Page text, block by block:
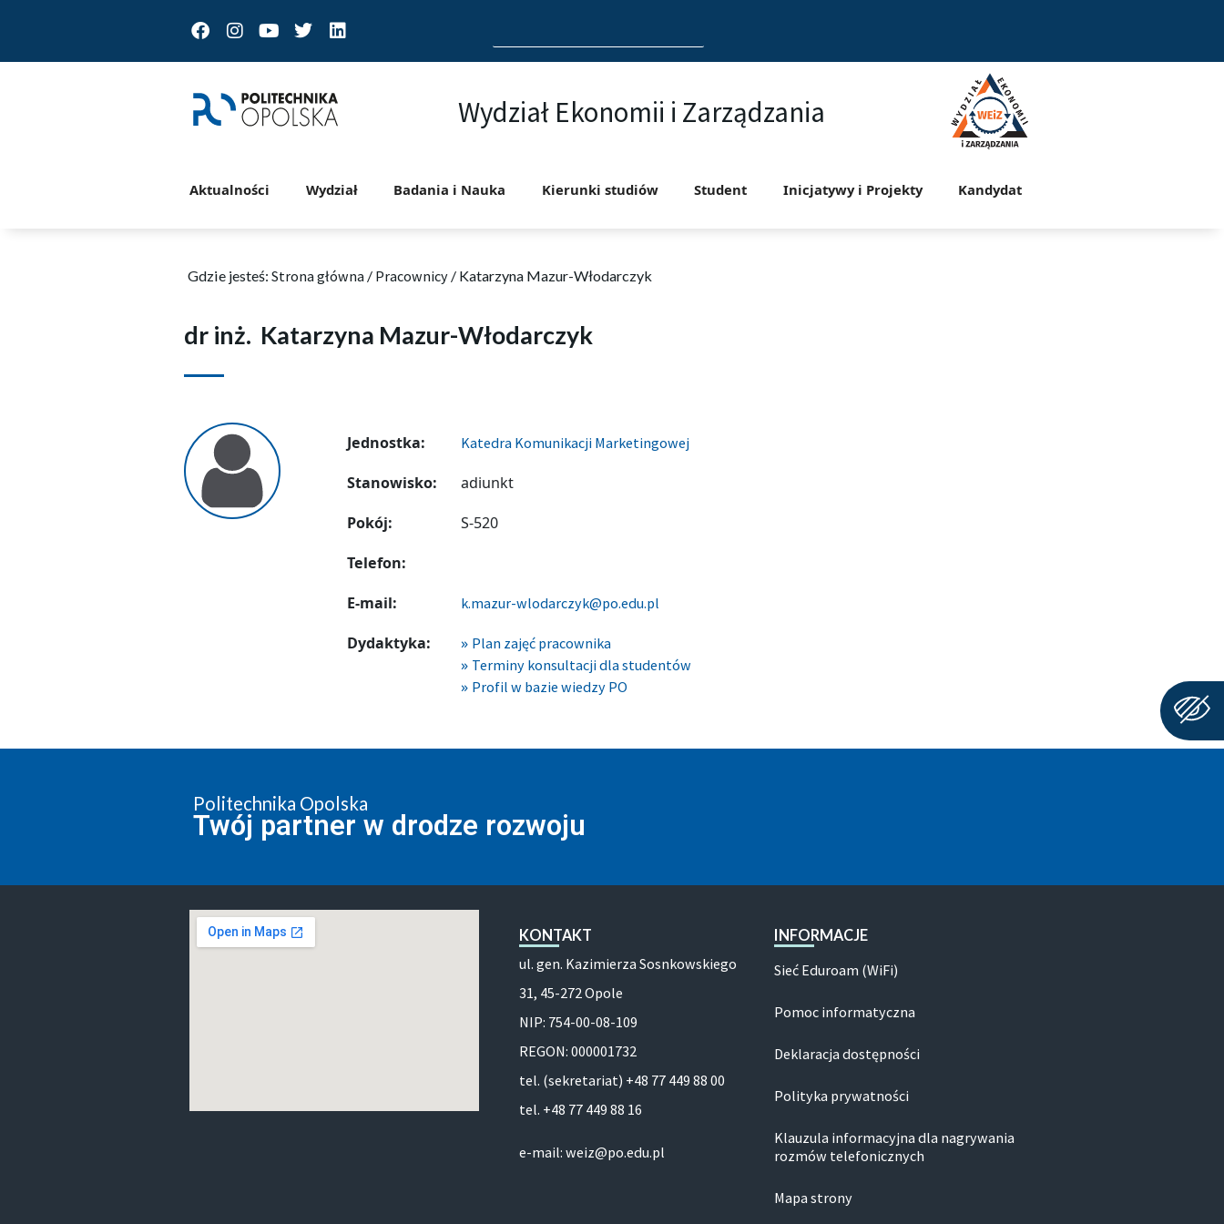
FacebookInstagram
Youtube
TwitterLinkedin
for:
Wydział Ekonomii i Zarządzania
Aktualności Wydział Badania i Nauka Kierunki studiów Student Inicjatywy i Projekty Kandydat
Gdzie jesteś: Strona główna / Pracownicy/ Katarzyna Mazur-Włodarczyk
dr inż. Katarzyna Mazur-Włodarczyk
Jednostka: Katedra Komunikacji Marketingowej
Stanowisko:
adiunkt
Pokój:
S-520
Telefon:
E-mail:
k.mazur-wlodarczyk@po.edu.pl
Dydaktyka:
Plan zajęć pracownika
Terminy konsultacji dla studentów
Profil w bazie wiedzy PO
Politechnika Opolska
Twój partner w drodze rozwoju
KONTAKT
ul. gen. Kazimierza Sosnkowskiego
31, 45-272 Opole
NIP: 754-00-08-109
REGON: 000001732
tel. (sekretariat) +48 77 449 88 00
tel. +48 77 449 88 16
e-mail: weiz@po.edu.pl
INFORMACJE
Sieć Eduroam (WiFi)
Pomoc informatyczna
Deklaracja dostępności
Polityka prywatności
Klauzula informacyjna dla nagrywania
rozmów telefonicznych
Mapa strony